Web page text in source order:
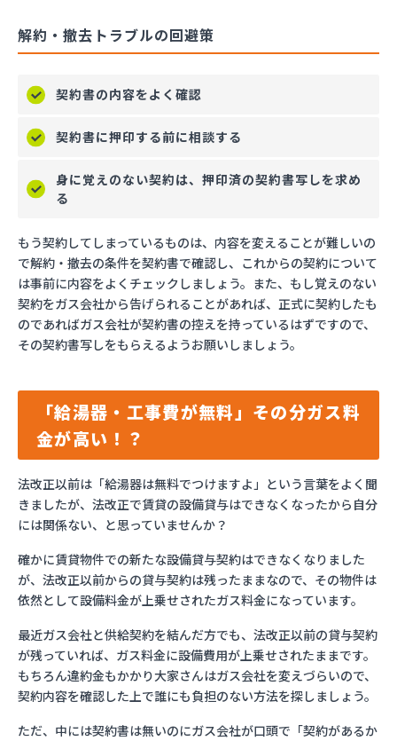
解約・撤去トラブルの回避策
契約書の内容をよく確認
契約書に押印する前に相談する
身に覚えのない契約は、押印済の契約書写しを求め
る
もう契約してしまっているものは、内容を変えることが難しいの
で解約・撤去の条件を契約書で確認し、これからの契約について
は事前に内容をよくチェックしましょう。また、もし覚えのない
契約をガス会社から告げられることがあれば、正式に契約したも
のであればガス会社が契約書の控えを持っているはずですので、
その契約書写しをもらえるようお願いしましょう。
「給湯器・工事費が無料」その分ガス料
金が高い！？
法改正以前は「給湯器は無料でつけますよ」という言葉をよく聞
きましたが、法改正で賃貸の設備貸与はできなくなったから自分
には関係ない、と思っていませんか？
確かに賃貸物件での新たな設備貸与契約はできなくなりました
が、法改正以前からの貸与契約は残ったままなので、その物件は
依然として設備料金が上乗せされたガス料金になっています。
最近ガス会社と供給契約を結んだ方でも、法改正以前の貸与契約
が残っていれば、ガス料金に設備費用が上乗せされたままです。
もちろん違約金もかかり大家さんはガス会社を変えづらいので、
契約内容を確認した上で誰にも負担のない方法を探しましょう。
ただ、中には契約書は無いのにガス会社が口頭で「契約があるか